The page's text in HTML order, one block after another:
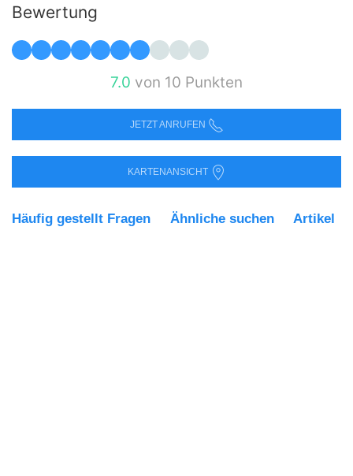
Bewertung
7.0 von 10 Punkten
JETZT ANRUFEN
KARTENANSICHT
Häufig gestellt Fragen Ähnliche suchen Artikel